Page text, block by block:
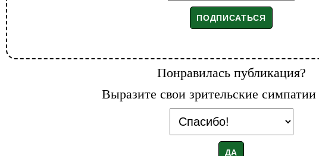
Понравилась публикация?
Выразите свои зрительские симпатии